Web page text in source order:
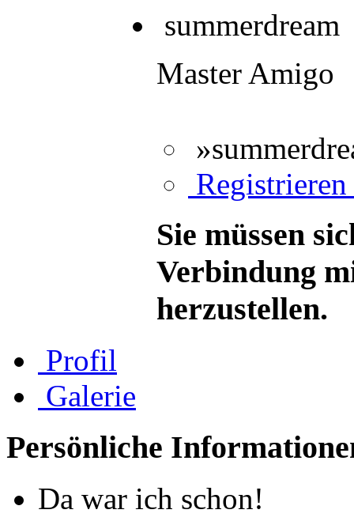
summerdream
Master Amigo
Sie müssen
Verbindung
herzustellen.
Profil
Galerie
Persönliche
Da war ich schon!